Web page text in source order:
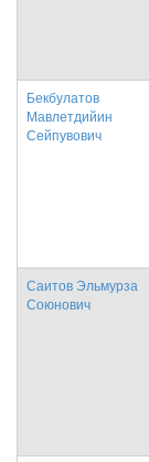
Бекбулатов
Мавлетдийин
Сейпувович
Саитов Эльмурза
Союнович